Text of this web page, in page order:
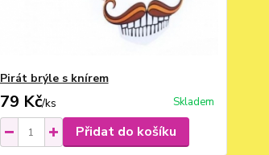
Pirát brýle s knírem
79 Kč/ks Skladem
Přidat do košíku